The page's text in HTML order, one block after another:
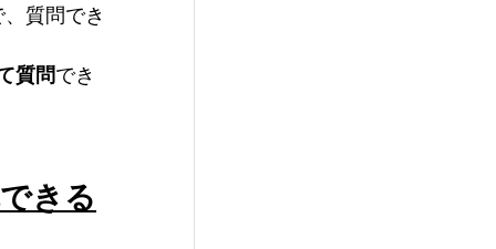
質問でき
質問でき
きる